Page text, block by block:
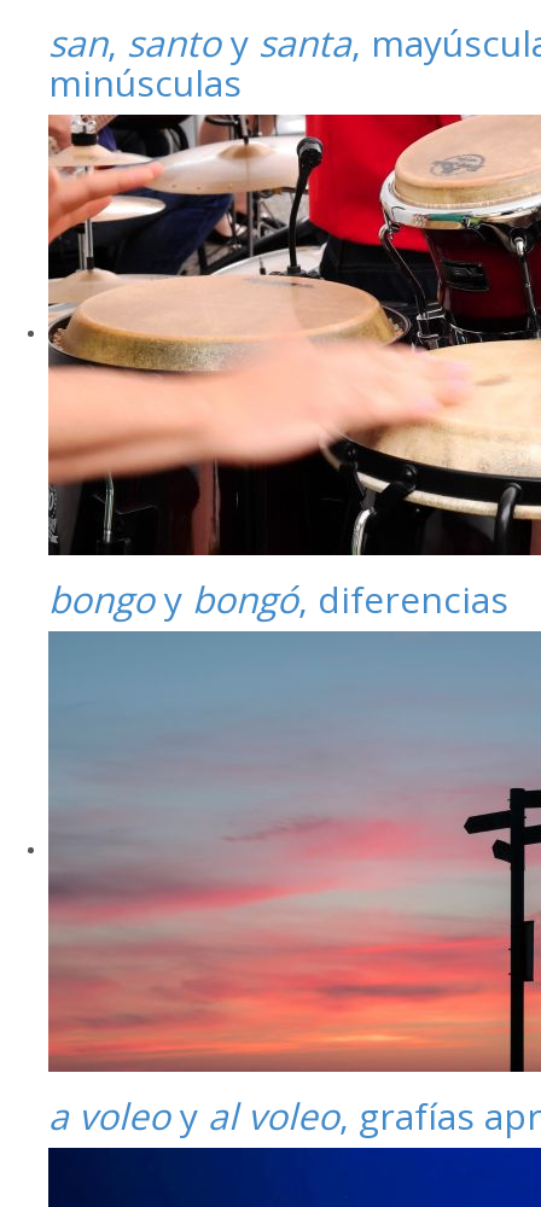
san, santoy santa,
minúsculas
bongoy bongó, diferencias
a voleoy al voleo, grafías